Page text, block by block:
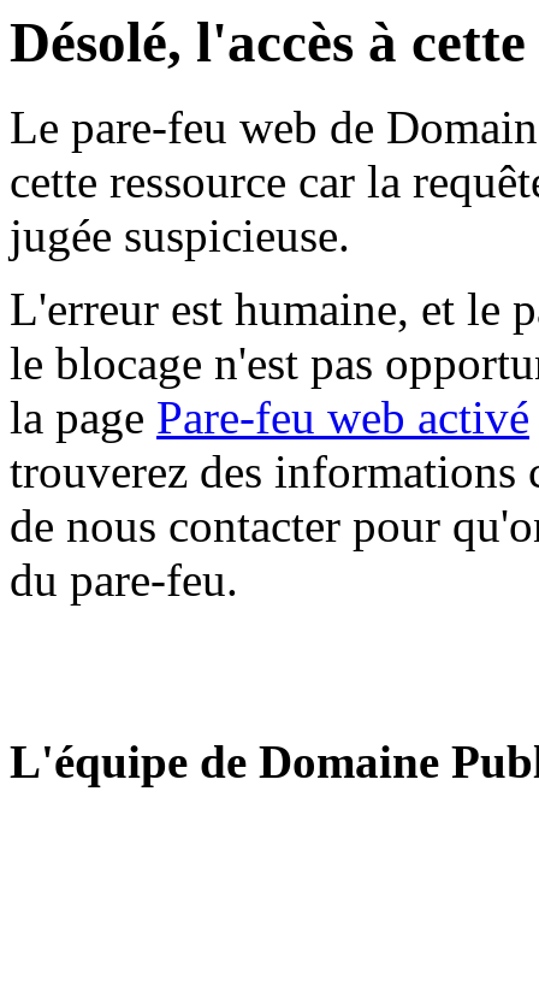
Désolé, l'accès à
Le pare-feu web de
cette ressource car la
jugée suspicieuse.
L'erreur est humaine, et le
le blocage n'est pas
la page Pare-feu web activé
trouverez des informations
de nous contacter pour
du pare-feu.
L'équipe de Domaine